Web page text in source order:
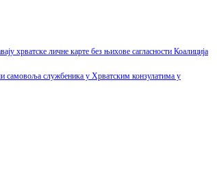
хрватске личне карте без њихове сагласности Коалиција
самовоља службеника у Хрватским конзулатима у